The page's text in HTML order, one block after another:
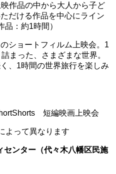
作品の中から大人から子ど
だける作品を中心にライン
：約1時間）
ショートフィルム上映会。1
まった、さまざまな世界。
、1時間の世界旅行を楽しみ
短編映画上映会
って異なります
ンター（代々木八幡区民施